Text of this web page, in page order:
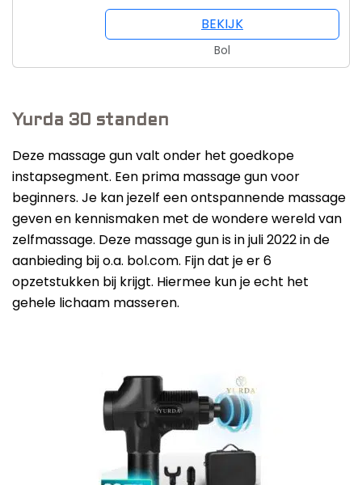
BEKIJK
Bol
Yurda 30 standen
Deze massage gun valt onder het goedkope
instapsegment. Een prima massage gun voor
beginners. Je kan jezelf een ontspannende massage
geven en kennismaken met de wondere wereld van
zelfmassage. Deze massage gun is in juli 2022 in de
aanbieding bij o.a. bol.com. Fijn dat je er 6
opzetstukken bij krijgt. Hiermee kun je echt het
gehele lichaam masseren.